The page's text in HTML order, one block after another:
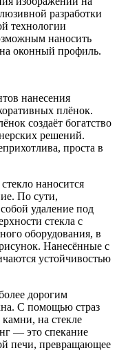
разработки
технологии
наносить
оконный профиль.
нанесения
плёнок.
создаёт богатство
решений.
проста в
наносится
По сути,
удаление под
стекла с
оборудования, в
Нанесённые с
устойчивостью
дорогим
С помощью страз
на стекле
— это спекание
печи, превращающее